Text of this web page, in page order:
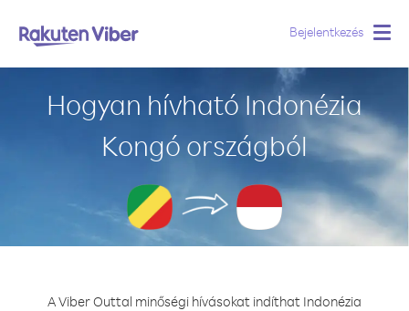
Bejelentkezés
Hogyan hívható Indonézia
Kongó országból
A Viber Outtal minőségi hívásokat indíthat Indonézia